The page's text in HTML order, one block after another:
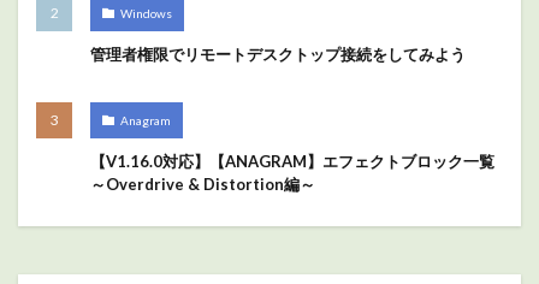
Windows
管理者権限でリモートデスクトップ接続をしてみよう
Anagram
【V1.16.0対応】【ANAGRAM】エフェクトブロック一覧
～Overdrive & Distortion編～